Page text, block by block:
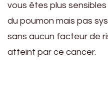
vous êtes plus
du poumon mais pas
sans aucun facteur de
atteint par ce cancer.